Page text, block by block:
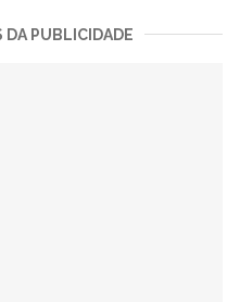
DA PUBLICIDADE